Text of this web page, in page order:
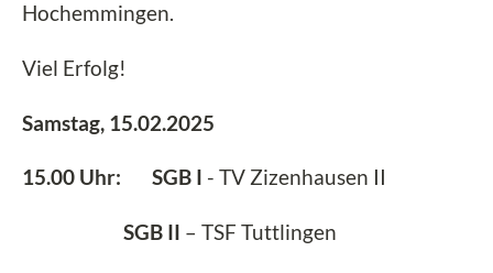
Hochemmingen.
Viel Erfolg!
Samstag, 15.02.2025
15.00 Uhr: SGB I - TV Zizenhausen II
SGB II – TSF Tuttlingen